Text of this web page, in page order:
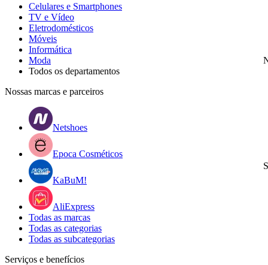
Celulares e Smartphones
TV e Vídeo
Eletrodomésticos
Móveis
Informática
Moda
Todos os departamentos
Nossas marcas e parceiros
Netshoes
Epoca Cosméticos
KaBuM!
AliExpress
Todas as marcas
Todas as categorias
Todas as subcategorias
Serviços e benefícios